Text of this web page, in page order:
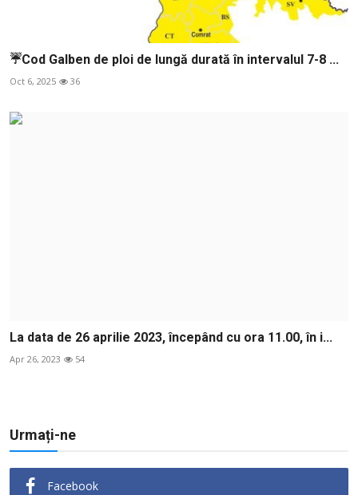
☔️Cod Galben de ploi de lungă durată în intervalul 7-8 ...
Oct 6, 2025 36
La data de 26 aprilie 2023, începând cu ora 11.00, în i...
Apr 26, 2023 54
Urmați-ne
Facebook